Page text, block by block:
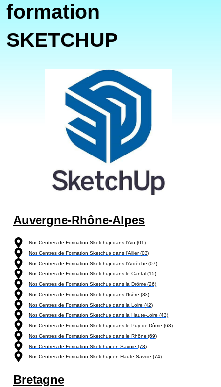
formation
SKETCHUP
Auvergne-Rhône-Alpes
Nos Centres de Formation Sketchup dans l'Ain (01)
Nos Centres de Formation Sketchup dans l'Allier (03)
Nos Centres de Formation Sketchup dans l'Ardèche (07)
Nos Centres de Formation Sketchup dans le Cantal (15)
Nos Centres de Formation Sketchup dans la Drôme (26)
Nos Centres de Formation Sketchup dans l'Isère (38)
Nos Centres de Formation Sketchup dans la Loire (42)
Nos Centres de Formation Sketchup dans la Haute-Loire (43)
Nos Centres de Formation Sketchup dans le Puy-de-Dôme (63)
Nos Centres de Formation Sketchup dans le Rhône (69)
Nos Centres de Formation Sketchup en Savoie (73)
Nos Centres de Formation Sketchup en Haute-Savoie (74)
Bretagne